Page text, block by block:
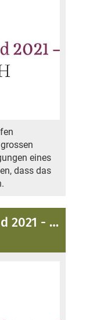
eines
dass das
Chorfest Zürcher Oberland 2021 - Anmeldung